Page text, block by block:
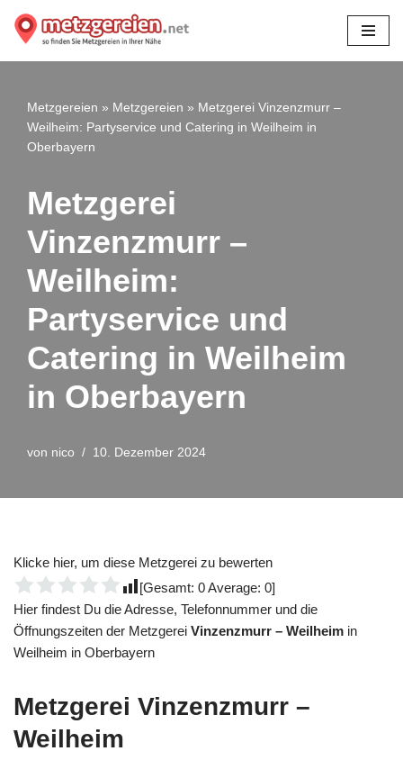
Zum
Metzgereien » Metzgereien » Metzgerei Vinzenzmurr –
Weilheim: Partyservice und Catering in Weilheim in
Oberbayern
Metzgerei
Vinzenzmurr –
Weilheim:
Partyservice und
Catering in Weilheim
in Oberbayern
von nico 10. Dezember 2024
Klicke hier, um diese Metzgerei zu bewerten
[Gesamt: 0Average: 0]
Hier findest Du die Adresse, Telefonnummer und die
Öffnungszeiten der Metzgerei Vinzenzmurr – Weilheim in
Weilheim in Oberbayern
Metzgerei Vinzenzmurr –
Weilheim